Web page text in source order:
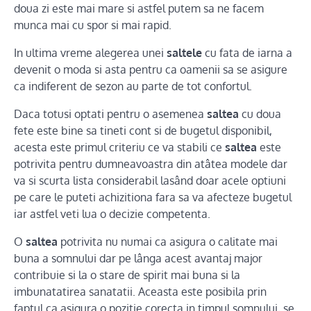
doua zi este mai mare si astfel putem sa ne facem
munca mai cu spor si mai rapid.
In ultima vreme alegerea unei saltele cu fata de iarna a
devenit o moda si asta pentru ca oamenii sa se asigure
ca indiferent de sezon au parte de tot confortul.
Daca totusi optati pentru o asemenea saltea cu doua
fete este bine sa tineti cont si de bugetul disponibil,
acesta este primul criteriu ce va stabili ce saltea este
potrivita pentru dumneavoastra din atâtea modele dar
va si scurta lista considerabil lasând doar acele optiuni
pe care le puteti achizitiona fara sa va afecteze bugetul
iar astfel veti lua o decizie competenta.
O saltea potrivita nu numai ca asigura o calitate mai
buna a somnului dar pe lânga acest avantaj major
contribuie si la o stare de spirit mai buna si la
imbunatatirea sanatatii. Aceasta este posibila prin